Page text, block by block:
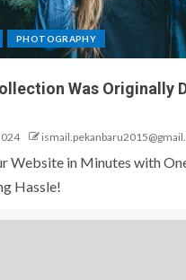
PHOTOGRAPHY
Was Originally
Website in Minutes with
Hassle!